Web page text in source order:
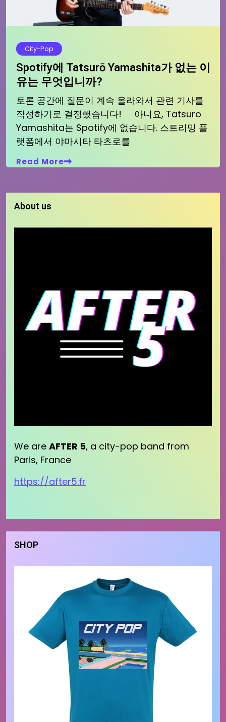
City-Pop
Spotify에 Tatsurō Yamashita가 없는 이
유는 무엇입니까?
토론 공간에 질문이 계속 올라와서 관련 기사를
작성하기로 결정했습니다! 아니요, Tatsuro
Yamashita는 Spotify에 없습니다. 스트리밍 플
랫폼에서 야마시타 타츠로를
Read More
About us
We are AFTER 5, a city-pop band from
Paris, France
https://after5.fr
SHOP